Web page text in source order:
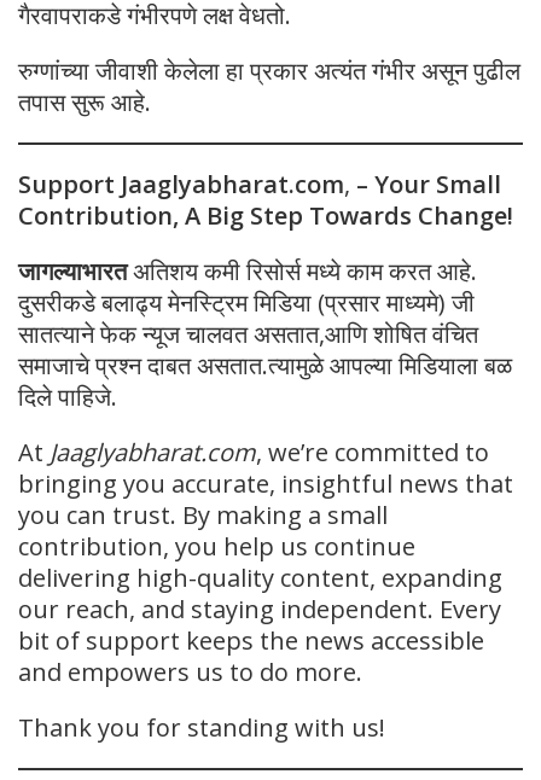
गैरवापराकडे गंभीरपणे लक्ष वेधतो.
रुग्णांच्या जीवाशी केलेला हा प्रकार अत्यंत गंभीर असून पुढील
तपास सुरू आहे.
Support Jaaglyabharat.com, – Your Small
Contribution, A Big Step Towards Change!
जागल्याभारतअतिशय कमी रिसोर्स मध्ये काम करत आहे.
दुसरीकडे बलाढ्य मेनस्ट्रिम मिडिया (प्रसार माध्यमे) जी
सातत्याने फेक न्यूज चालवत असतात,आणि शोषित वंचित
समाजाचे प्रश्न दाबत असतात.त्यामुळे आपल्या मिडियाला बळ
दिले पाहिजे.
At Jaaglyabharat.com, we’re committed to
bringing you accurate, insightful news that
you can trust. By making a small
contribution, you help us continue
delivering high-quality content, expanding
our reach, and staying independent. Every
bit of support keeps the news accessible
and empowers us to do more.
Thank you for standing with us!